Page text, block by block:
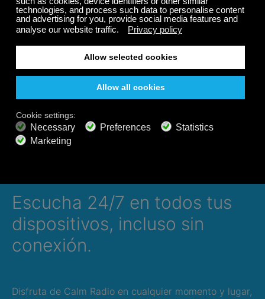
canal de Calm Radio se añadirá a “Mis
Favoritos” de tu Asus.
Contact con Asus en
http://vip.asus.com/eservice/techserv.aspx
(recomendado)… Tu lista de estaciones de
radio AIR3 se actualizará automáticamente.
Escucha 24/7 en todos tus
dispositivos, incluso sin
conexión.
Disfruta de Calm Radio en cualquier momento y lugar,